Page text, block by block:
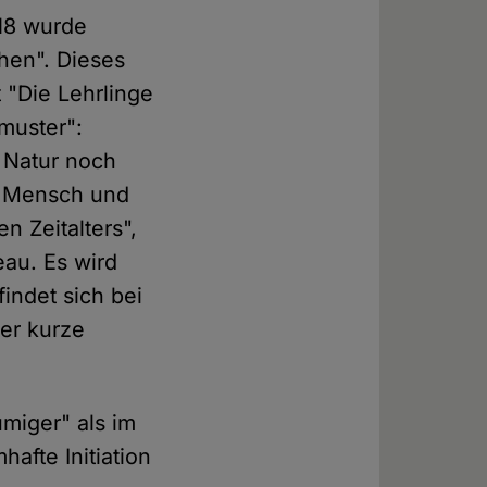
wurde
Dieses
"Die Lehrlinge
noch
und
Zeitalters",
Es wird
sich bei
kurze
als im
Initiation